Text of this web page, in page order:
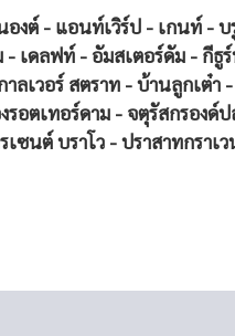
องต์ - แอนท์เวิร์ป - เกนท์ -
- เดลฟท์ - อัมสเตอร์ดัม - กีธู
าลเวอร์ สตราท -บ้านลูกเต๋า
รอตเทอร์ดาม - จตุรัสกรองด์
เซนต์ บราโว -ปราสาทกราเ